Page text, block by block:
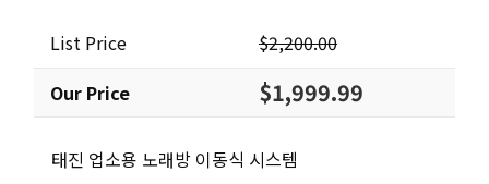
List Price
$2,200.00
Our Price
$1,999.99
태진 업소용 노래방 이동식 시스템